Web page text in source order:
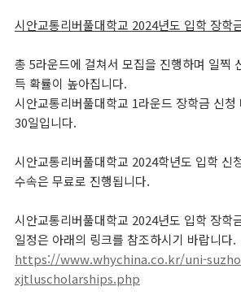
시안교통리버풀대학교 2024년도 입학 장학
총 5라운드에 걸쳐서 모집을 진행하며 일찍
득 확률이 높아집니다.
시안교통리버풀대학교 1라운드 장학금 신청
30일입니다.
시안교통리버풀대학교 2024학년도 입학 신
수속은 무료로 진행됩니다.
시안교통리버풀대학교 2024년도 입학 장학
일정은 아래의 링크를 참조하시기 바랍니다.
https://www.whychina.co.kr/uni-
xjtluscholarships.php